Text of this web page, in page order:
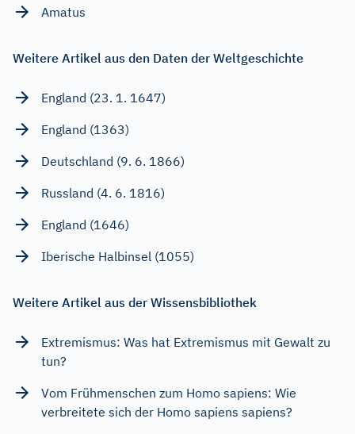
Amatus
Weitere Artikel aus den Daten der Weltgeschichte
England (23. 1. 1647)
England (1363)
Deutschland (9. 6. 1866)
Russland (4. 6. 1816)
England (1646)
Iberische Halbinsel (1055)
Weitere Artikel aus der Wissensbibliothek
Extremismus: Was hat Extremismus mit Gewalt zu
tun?
Vom Frühmenschen zum Homo sapiens: Wie
verbreitete sich der Homo sapiens sapiens?